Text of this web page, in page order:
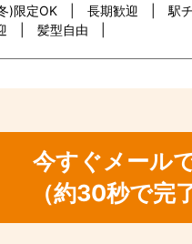
)限定OK | 長期歓迎 | 駅
迎 | 髪型自由 |
今すぐメール
（約30秒で完